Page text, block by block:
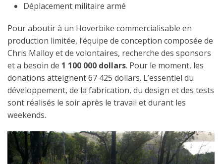
Déplacement militaire armé
Pour aboutir à un Hoverbike commercialisable en
production limitée, l’équipe de conception composée de
Chris Malloy et de volontaires, recherche des sponsors
et a besoin de 1 100 000 dollars. Pour le moment, les
donations atteignent 67 425 dollars. L’essentiel du
développement, de la fabrication, du design et des tests
sont réalisés le soir après le travail et durant les
weekends.